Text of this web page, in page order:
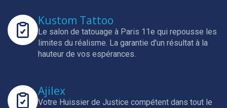
Kustom Tattoo
Le salon de tatouage à Paris 11e qui repousse les
limites du réalisme. La garantie d'un résultat à la
hauteur de vos espérances.
Ajilex
Votre Huissier de Justice compétent dans tout le